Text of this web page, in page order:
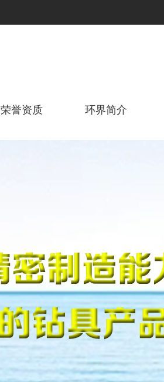
荣誉资质 环界简介